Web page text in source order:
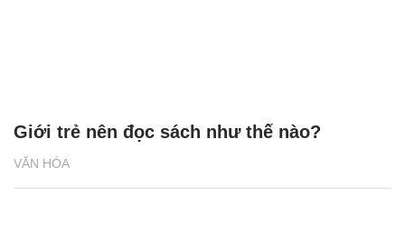
VĂN HÓA
Giới trẻ nên đọc sách như thế nào?